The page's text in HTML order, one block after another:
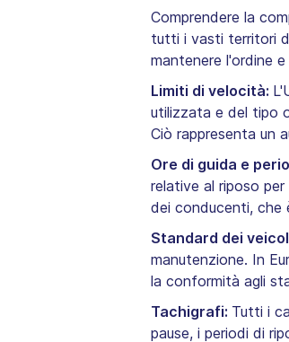
Comprendere la
tutti i vasti territori
mantenere l'ordine
Limiti di velocità:
utilizzata e del tipo
Ciò rappresenta un
Ore di guida e
relative al riposo
dei conducenti, che
Standard dei
manutenzione. In
la conformità agli
Tachigrafi: Tutti i
pause, i periodi di